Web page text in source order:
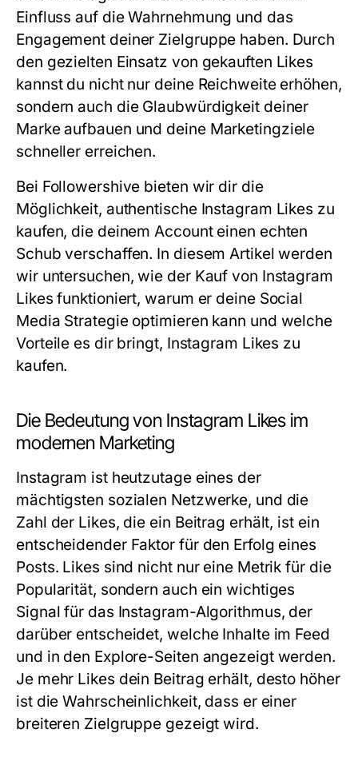
Einfluss auf die Wahrnehmung und das
Engagement deiner Zielgruppe haben. Durch
den gezielten Einsatz von gekauften Likes
kannst du nicht nur deine Reichweite erhöhen,
sondern auch die Glaubwürdigkeit deiner
Marke aufbauen und deine Marketingziele
schneller erreichen.
Bei Followershive bieten wir dir die
Möglichkeit, authentische Instagram Likes zu
kaufen, die deinem Account einen echten
Schub verschaffen. In diesem Artikel werden
wir untersuchen, wie der Kauf von Instagram
Likes funktioniert, warum er deine Social
Media Strategie optimieren kann und welche
Vorteile es dir bringt, Instagram Likes zu
kaufen.
Die Bedeutung von Instagram Likes im
modernen Marketing
Instagram ist heutzutage eines der
mächtigsten sozialen Netzwerke, und die
Zahl der Likes, die ein Beitrag erhält, ist ein
entscheidender Faktor für den Erfolg eines
Posts. Likes sind nicht nur eine Metrik für die
Popularität, sondern auch ein wichtiges
Signal für das Instagram-Algorithmus, der
darüber entscheidet, welche Inhalte im Feed
und in den Explore-Seiten angezeigt werden.
Je mehr Likes dein Beitrag erhält, desto höher
ist die Wahrscheinlichkeit, dass er einer
breiteren Zielgruppe gezeigt wird.